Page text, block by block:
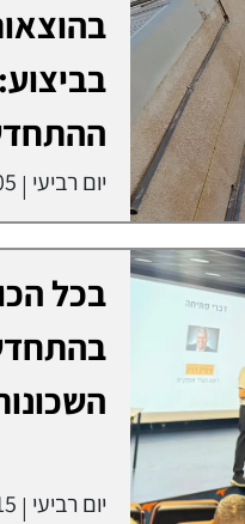
יום רביעי |
05
בכל
יום רביעי |
15